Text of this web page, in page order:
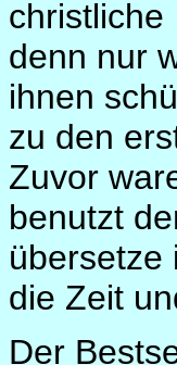
christliche
denn nur
ihnen
zu den
Zuvor
benutzt
übersetze
die Zeit
Der